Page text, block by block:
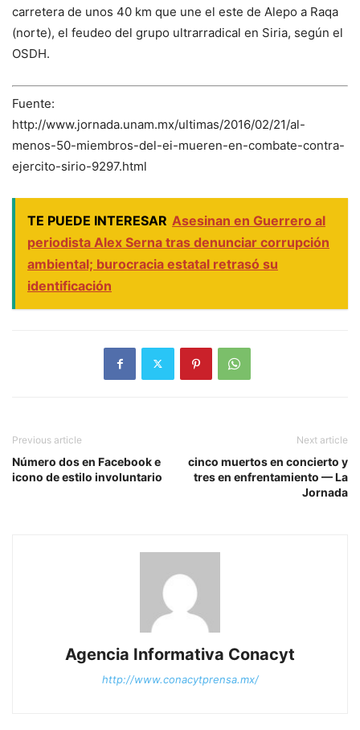
carretera de unos 40 km que une el este de Alepo a Raqa
(norte), el feudeo del grupo ultrarradical en Siria, según el
OSDH.
Fuente:
http://www.jornada.unam.mx/ultimas/2016/02/21/al-
menos-50-miembros-del-ei-mueren-en-combate-contra-
ejercito-sirio-9297.html
TE PUEDE INTERESAR Asesinan en Guerrero al
periodista Alex Serna tras denunciar corrupción
ambiental; burocracia estatal retrasó su
identificación
Previous article
Número dos en Facebook e
icono de estilo involuntario
Next article
cinco muertos en concierto y
tres en enfrentamiento — La
Jornada
Agencia Informativa Conacyt
http://www.conacytprensa.mx/